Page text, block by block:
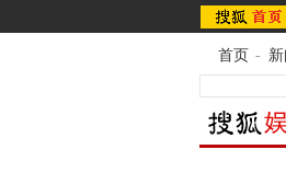
首页 - 新